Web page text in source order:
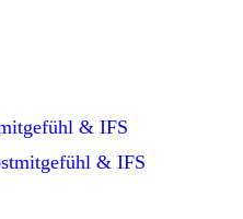
& IFS
& IFS